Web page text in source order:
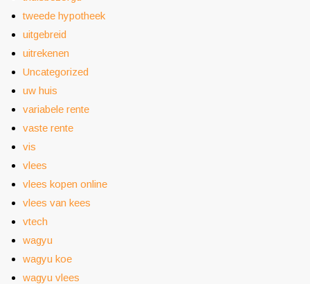
tweede hypotheek
uitgebreid
uitrekenen
Uncategorized
uw huis
variabele rente
vaste rente
vis
vlees
vlees kopen online
vlees van kees
vtech
wagyu
wagyu koe
wagyu vlees